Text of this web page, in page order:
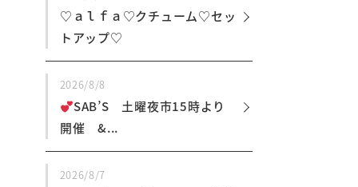
♡ａｌｆａ♡クチューム♡セッ
トアップ♡
2026/8/8
SAB’S 土曜夜市15時より
開催 &...
2026/8/7